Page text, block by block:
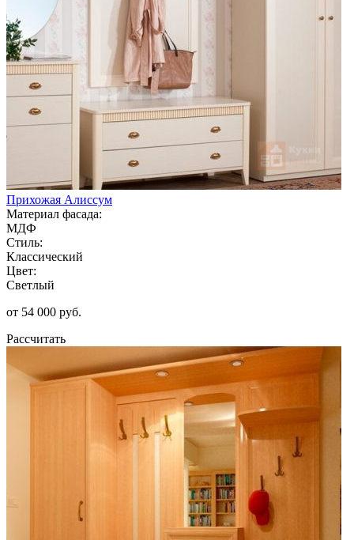
Прихожая Алиссум
Материал фасада:
МДФ
Стиль:
Классический
Цвет:
Светлый
от 54 000 руб.
Рассчитать